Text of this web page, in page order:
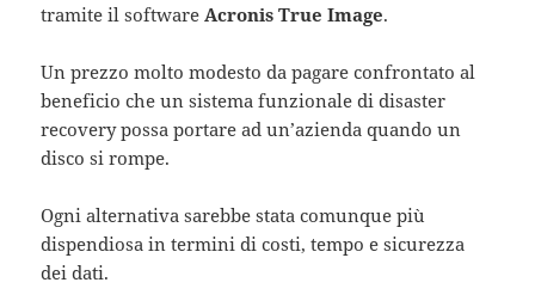
tramite il softwareAcronis True Image.
Un prezzo molto modesto da pagare confrontato al
beneficio che un sistema funzionale di disaster
recovery possa portare ad un’azienda quando un
disco si rompe.
Ogni alternativa sarebbe stata comunque più
dispendiosa in termini di costi, tempo e sicurezza
dei dati.